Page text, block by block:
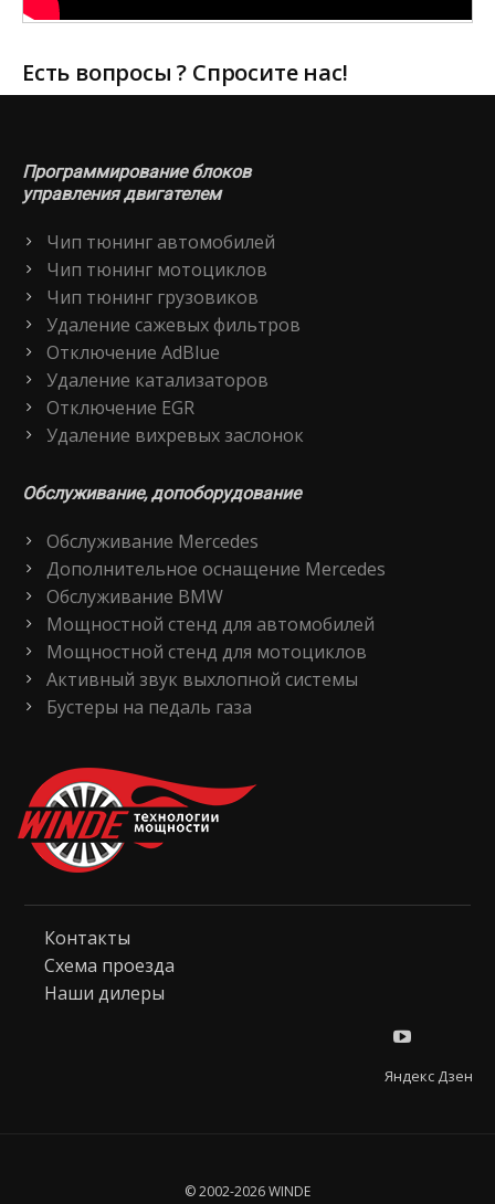
Есть вопросы ? Спросите нас!
Программирование блоков
управления двигателем
Чип тюнинг автомобилей
Чип тюнинг мотоциклов
Чип тюнинг грузовиков
Удаление сажевых фильтров
Отключение AdBlue
Удаление катализаторов
Отключение EGR
Удаление вихревых заслонок
Обслуживание, допоборудование
Обслуживание Mercedes
Дополнительное оснащение Mercedes
Обслуживание BMW
Мощностной стенд для автомобилей
Мощностной стенд для мотоциклов
Активный звук выхлопной системы
Бустеры на педаль газа
Контакты
Схема проезда
Наши дилеры
Яндекс Дзен
© 2002-2026 WINDE